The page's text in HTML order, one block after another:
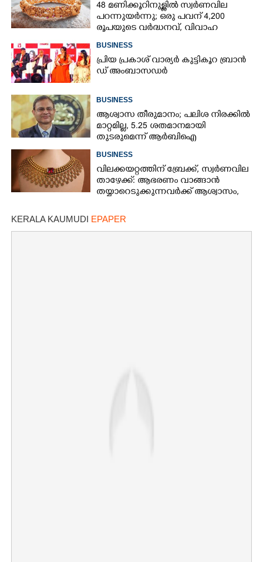
48 മണിക്കൂറിനുള്ളിൽ സ്വർണവില
പറന്നുയർന്നു; ഒരു പവന് 4,200
രൂപയുടെ വർദ്ധനവ്, വിവാഹ
സീസണിൽ കനത്ത തിരിച്ചടി
BUSINESS
പ്രി​യ​ ​പ്ര​കാ​ശ് ​വാ​ര്യർ കു​ട്ടി​കൂ​റ​ ​ ബ്രാ​ൻ​
ഡ് ​അം​ബാ​സ​ഡ​ർ
BUSINESS
ആശ്വാസ തീരുമാനം; പലിശ നിരക്കിൽ
മാറ്റമില്ല, 5.25 ശതമാനമായി
തുടരുമെന്ന് ആർബിഐ
BUSINESS
വിലക്കയറ്റത്തിന് ബ്രേക്ക്, സ്വർണവില
താഴേക്ക്: ആഭരണം വാങ്ങാൻ
തയ്യാറെടുക്കുന്നവർക്ക് ആശ്വാസം,
KERALA KAUMUDI EPAPER